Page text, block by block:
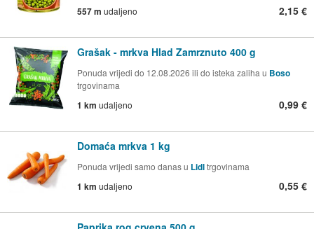
557 m udaljeno 2,15 €
Grašak - mrkva Hlad Zamrznuto 400 g
Ponuda vrijedi do 12.08.2026 ili do isteka zaliha u Boso
trgovinama
1 km udaljeno 0,99 €
Domaća mrkva 1 kg
Ponuda vrijedi samo danas u Lidltrgovinama
1 km udaljeno 0,55 €